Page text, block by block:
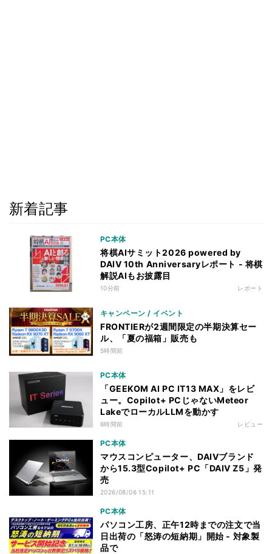
新着記事
PC本体
将棋AIサミット2026 powered by
DAIV 10th Anniversaryレポート - 将棋
解説AIもお披露目
10分前 レポート
キャンペーン / イベント
FRONTIERが2週間限定の半期決算セー
ル、「夏の福箱」販売も
5時間前
PC本体
「GEEKOM AI PC IT13 MAX」をレビ
ュー。Copilot+ PCじゃないMeteor
LakeでローカルLLMを動かす
6時間前 レビュー
PC本体
マウスコンピューター、DAIVブランド
から15.3型Copilot+ PC「DAIV Z5」発
売
2026/08/06 15:11
PC本体
パソコン工房、正午12時までの注文で当
日出荷の「怒涛の短納期」開始 - 対象製
品で